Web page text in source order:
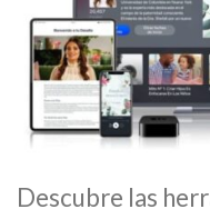
Descubre las